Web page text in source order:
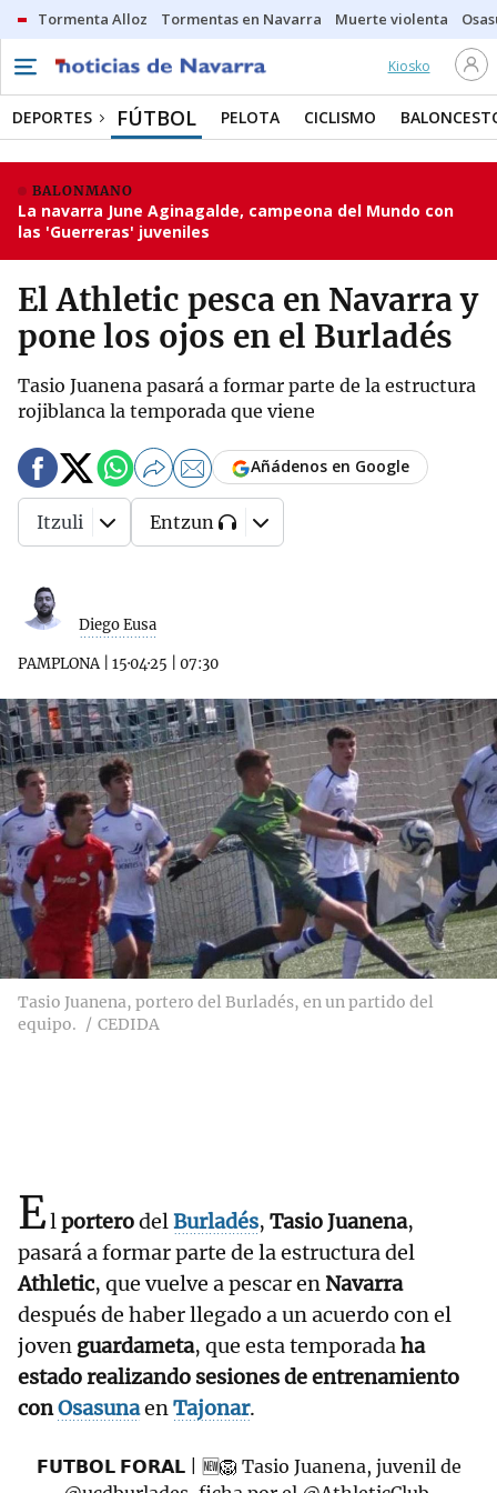
Tormenta Alloz Tormentas en Navarra Muerte violenta
Kiosko
DEPORTES FÚTBOL PELOTA CICLISMO
BALONMANO
La navarra June Aginagalde, campeona del Mundo con
las 'Guerreras' juveniles
El Athletic pesca en Navarra y
pone los ojos en el Burladés
Tasio Juanena pasará a formar parte de la estructura
rojiblanca la temporada que viene
Diego Eusa
PAMPLONA| 15·04·25 07:30
Añádenos en Google
Itzuli Entzun
Tasio Juanena, portero del Burladés, en un partido del
equipo.
CEDIDA
ElporterodelBurladés, Tasio Juanena,
pasará a formar parte de la estructura del
Athletic, que vuelve a pescar en Navarra
después de haber llegado a un acuerdo con el
joven guardameta, que esta temporadaha
estado realizando sesiones de entrenamiento
conOsasunaenTajonar.
𝗙𝗨𝗧𝗕𝗢𝗟 𝗙𝗢𝗥𝗔𝗟 | 🆕️🦁 Tasio Juanena, juvenil de